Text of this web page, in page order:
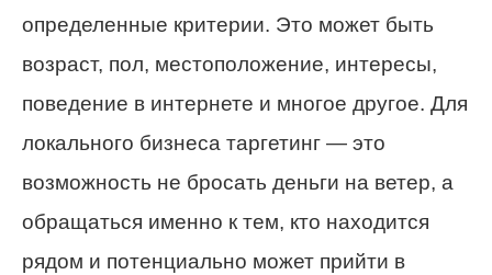
определенные критерии. Это может быть
возраст, пол, местоположение, интересы,
поведение в интернете и многое другое. Для
локального бизнеса таргетинг — это
возможность не бросать деньги на ветер, а
обращаться именно к тем, кто находится
рядом и потенциально может прийти в